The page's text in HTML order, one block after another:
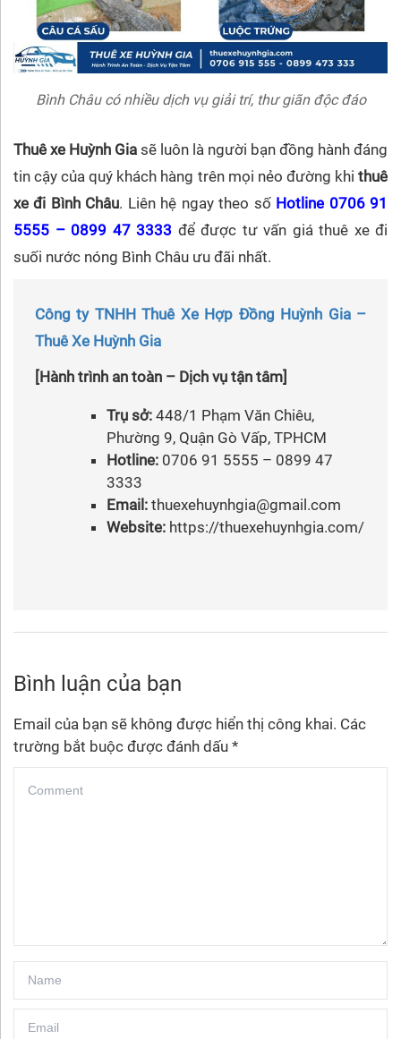
Bình Châu có nhiều dịch vụ giải trí, thư giãn độc đáo
Thuê xe Huỳnh Gia sẽ luôn là người bạn đồng hành đáng
tin cậy của quý khách hàng trên mọi nẻo đường khi thuê
xe đi Bình Châu. Liên hệ ngay theo số Hotline 0706 91
5555 – 0899 47 3333 để được tư vấn giá thuê xe đi
suối nước nóng Bình Châu ưu đãi nhất.
Công ty TNHH Thuê Xe Hợp Đồng Huỳnh Gia –
Thuê Xe Huỳnh Gia
[Hành trình an toàn – Dịch vụ tận tâm]
Trụ sở: 448/1 Phạm Văn Chiêu,
Phường 9, Quận Gò Vấp, TPHCM
Hotline: 0706 91 5555 – 0899 47
3333
Email: thuexehuynhgia@gmail.com
Website: https://thuexehuynhgia.com/
Bình luận của bạn
Email của bạn sẽ không được hiển thị công khai. Các
trường bắt buộc được đánh dấu *